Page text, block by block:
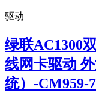
驱动
绿联AC1300
线网卡驱动
统）-CM959-